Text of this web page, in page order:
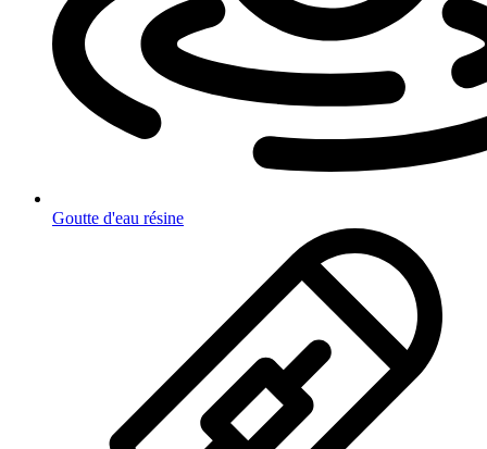
Goutte d'eau résine